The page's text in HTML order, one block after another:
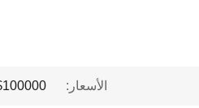
الأسعار: to $1 million